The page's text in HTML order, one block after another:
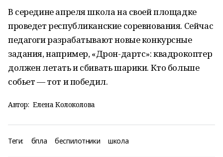
В середине апреля школа на своей площадке
проведет республиканские соревнования. Сейчас
педагоги разрабатывают новые конкурсные
задания, например, «Дрон-дартс»: квадрокоптер
должен летать и сбивать шарики. Кто больше
собьет — тот и победил.
Автор: Елена Колоколова
Теги: бпла беспилотники школа